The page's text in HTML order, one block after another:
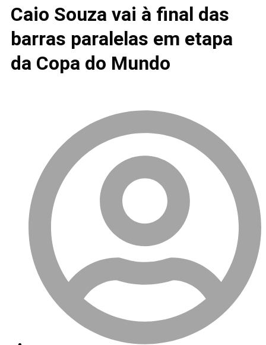
Caio Souza vai à final das
barras paralelas em etapa
da Copa do Mundo